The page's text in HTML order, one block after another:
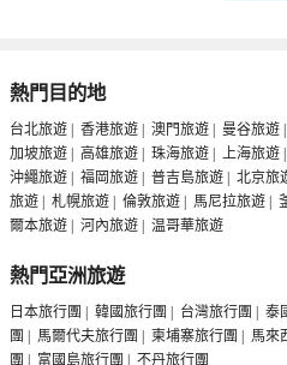
熱門目的地
台北旅遊 香港旅遊 澳門旅遊 曼谷旅遊
加坡旅遊
高雄旅遊 珠海旅遊 上海旅遊
沖繩旅遊
福岡旅遊 普吉島旅遊 北京旅
旅遊
札幌旅遊 倫敦旅遊 馬尼拉旅遊
爾本旅遊
河內旅遊 温哥華旅遊
熱門亞洲旅遊
日本旅行團 韓國旅行團 台灣旅行團 泰
團
馬爾代夫旅行團 柬埔寨旅行團 馬來
團
富國島旅行團 不丹旅行團